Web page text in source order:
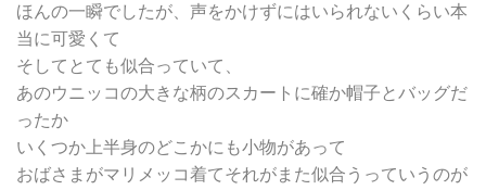
ほんの一瞬でしたが、声をかけずにはいられないくらい本
当に可愛くて
そしてとても似合っていて、
あのウニッコの大きな柄のスカートに確か帽子とバッグだ
ったか
いくつか上半身のどこかにも小物があって
おばさまがマリメッコ着てそれがまた似合うっていうのが